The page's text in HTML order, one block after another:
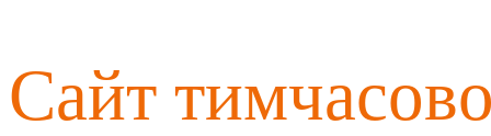
Сайт